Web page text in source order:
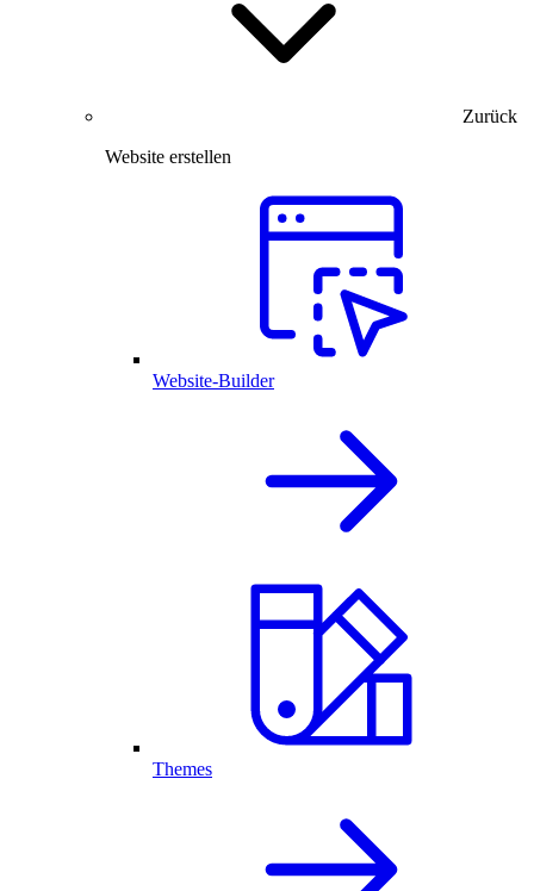
Zurück
Website erstellen
Website-Builder
Themes